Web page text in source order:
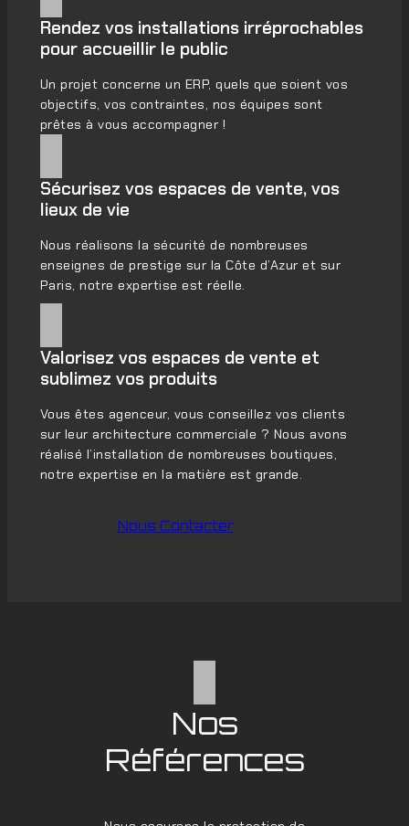
Rendez vos installations irréprochables
pour accueillir le public
Un projet concerne un ERP, quels que soient vos
objectifs, vos contraintes, nos équipes sont
prêtes à vous accompagner !
Sécurisez vos espaces de vente, vos
lieux de vie
Nous réalisons la sécurité de nombreuses
enseignes de prestige sur la Côte d’Azur et sur
Paris, notre expertise est réelle.
Valorisez vos espaces de vente et
sublimez vos produits
Vous êtes agenceur, vous conseillez vos clients
sur leur architecture commerciale ? Nous avons
réalisé l’installation de nombreuses boutiques,
notre expertise en la matière est grande.
Nous Contacter
Nos
Références